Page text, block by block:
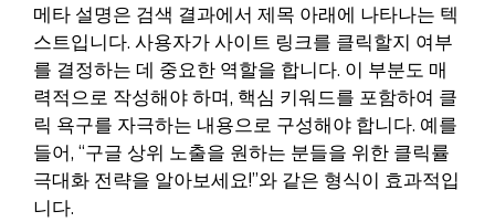
메타 설명은 검색 결과에서 제목 아래에 나타나는 텍
스트입니다. 사용자가 사이트 링크를 클릭할지 여부
를 결정하는 데 중요한 역할을 합니다. 이 부분도 매
력적으로 작성해야 하며, 핵심 키워드를 포함하여 클
릭 욕구를 자극하는 내용으로 구성해야 합니다. 예를
들어, “구글 상위 노출을 원하는 분들을 위한 클릭률
극대화 전략을 알아보세요!”와 같은 형식이 효과적입
니다.